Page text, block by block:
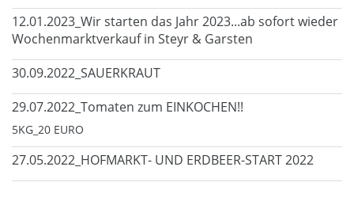
12.01.2023_Wir starten das Jahr 2023...ab sofort wieder
Wochenmarktverkauf in Steyr & Garsten
30.09.2022_SAUERKRAUT
29.07.2022_Tomaten zum EINKOCHEN!!
5KG_20 EURO
27.05.2022_HOFMARKT- UND ERDBEER-START 2022